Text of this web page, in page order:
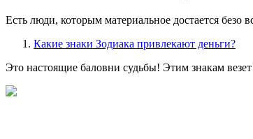
Есть люди, которым материальное достается безо
Какие знаки Зодиака привлекают деньги?
Это настоящие баловни судьбы! Этим знакам